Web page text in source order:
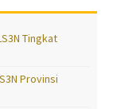
Tingkat
Provinsi